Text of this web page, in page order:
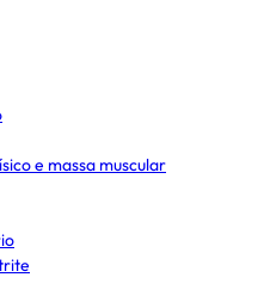
e massa muscular